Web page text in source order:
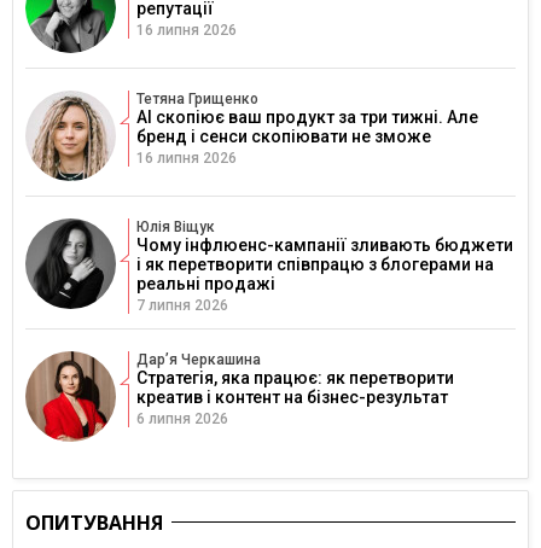
репутації
16 липня 2026
Тетяна Грищенко
AI скопіює ваш продукт за три тижні. Але
бренд і сенси скопіювати не зможе
16 липня 2026
Юлія Віщук
Чому інфлюенс-кампанії зливають бюджети
і як перетворити співпрацю з блогерами на
реальні продажі
7 липня 2026
Дарʼя Черкашина
Стратегія, яка працює: як перетворити
креатив і контент на бізнес-результат
6 липня 2026
ОПИТУВАННЯ